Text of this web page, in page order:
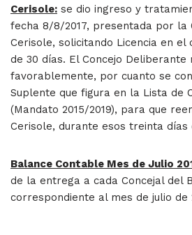
Cerisole: se dio ingreso y
fecha 8/8/2017, presentada por la
Cerisole, solicitando Licencia en
de 30 días. El Concejo Deliberante
favorablemente, por cuanto se
Suplente que figura en la Lista de
(Mandato 2015/2019), para que
Cerisole, durante esos treinta días
Balance Contable Mes de Julio
de la entrega a cada Concejal del
correspondiente al mes de julio de